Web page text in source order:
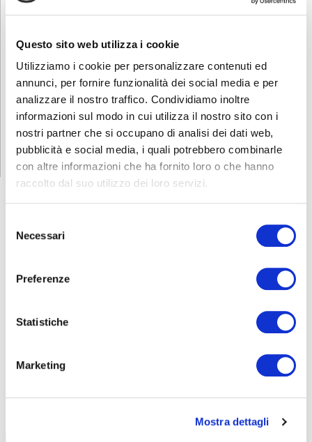
Questo sito web utilizza i cookie
Utilizziamo i cookie per personalizzare contenuti ed
annunci, per fornire funzionalità dei social media e per
analizzare il nostro traffico. Condividiamo inoltre
informazioni sul modo in cui utilizza il nostro sito con i
nostri partner che si occupano di analisi dei dati web,
pubblicità e social media, i quali potrebbero combinarle
con altre informazioni che ha fornito loro o che hanno
raccolto dal suo utilizzo dei loro servizi.
delNecessari
Preferenze
Statistiche
Marketing
Mostra dettagli
INFORMATIVA RELATIVA AL CONTRATTO
ISCRIZIONE
SICUREZZA
Addetti al servizio antincendio
Carrello elevatore
Formazione lavoratori
Preposti
RLS